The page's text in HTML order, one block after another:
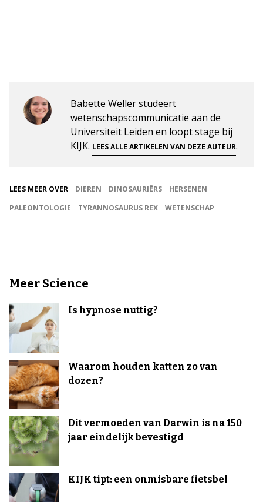
Babette Weller studeert
wetenschapscommunicatie aan de
Universiteit Leiden en loopt stage bij
KIJK. LEES ALLE ARTIKELEN VAN DEZE AUTEUR.
LEES MEER OVER DIEREN DINOSAURIËRS
HERSENEN
PALEONTOLOGIE
TYRANNOSAURUS REX WETENSCHAP
Meer Science
Is hypnose nuttig?
Waarom houden katten zo van
dozen?
Dit vermoeden van Darwin is na 150
jaar eindelijk bevestigd
KIJK tipt: een onmisbare fietsbel